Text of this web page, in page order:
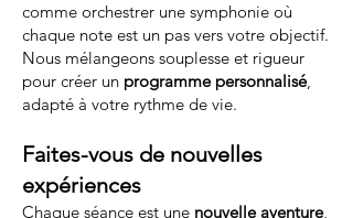
comme orchestrer une symphonie où
chaque note est un pas vers votre objectif.
Nous mélangeons souplesse et rigueur
pour créer un programme personnalisé,
adapté à votre rythme de vie.
Faites-vous de nouvelles
expériences
Chaque séance est une nouvelle aventure,